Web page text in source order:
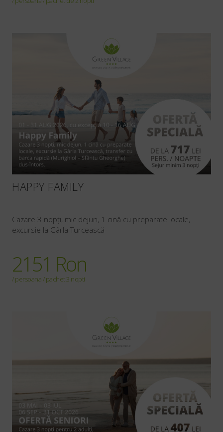
HAPPY FAMILY
Cazare 3 nopți, mic dejun, 1 cină cu preparate locale,
excursie la Gârla Turcească
2151 Ron
/ persoana / pachet 3 nopti